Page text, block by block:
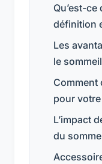
Qu’est-ce
définition
Les
le sommeil
Comment
pour
L’impact
du